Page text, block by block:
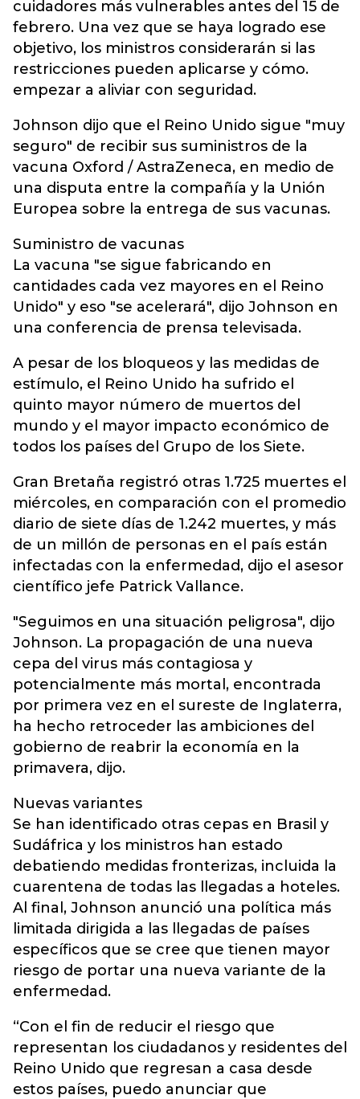
cuidadores más vulnerables antes del 15 de
febrero. Una vez que se haya logrado ese
objetivo, los ministros considerarán si las
restricciones pueden aplicarse y cómo.
empezar a aliviar con seguridad.
Johnson dijo que el Reino Unido sigue "muy
seguro" de recibir sus suministros de la
vacuna Oxford / AstraZeneca, en medio de
una disputa entre la compañía y la Unión
Europea sobre la entrega de sus vacunas.
Suministro de vacunas
La vacuna "se sigue fabricando en
cantidades cada vez mayores en el Reino
Unido" y eso "se acelerará", dijo Johnson en
una conferencia de prensa televisada.
A pesar de los bloqueos y las medidas de
estímulo, el Reino Unido ha sufrido el
quinto mayor número de muertos del
mundo y el mayor impacto económico de
todos los países del Grupo de los Siete.
Gran Bretaña registró otras 1.725 muertes el
miércoles, en comparación con el promedio
diario de siete días de 1.242 muertes, y más
de un millón de personas en el país están
infectadas con la enfermedad, dijo el asesor
científico jefe Patrick Vallance.
"Seguimos en una situación peligrosa", dijo
Johnson. La propagación de una nueva
cepa del virus más contagiosa y
potencialmente más mortal, encontrada
por primera vez en el sureste de Inglaterra,
ha hecho retroceder las ambiciones del
gobierno de reabrir la economía en la
primavera, dijo.
Nuevas variantes
Se han identificado otras cepas en Brasil y
Sudáfrica y los ministros han estado
debatiendo medidas fronterizas, incluida la
cuarentena de todas las llegadas a hoteles.
Al final, Johnson anunció una política más
limitada dirigida a las llegadas de países
específicos que se cree que tienen mayor
riesgo de portar una nueva variante de la
enfermedad.
“Con el fin de reducir el riesgo que
representan los ciudadanos y residentes del
Reino Unido que regresan a casa desde
estos países, puedo anunciar que